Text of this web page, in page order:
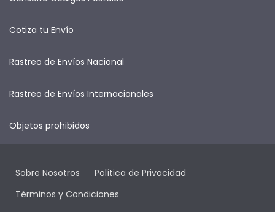
Cotiza tu Envío
Rastreo de Envíos Nacional
Rastreo de Envíos Internacionales
Objetos prohibidos
Sobre Nosotros
Política de Privacidad
Términos y Condiciones